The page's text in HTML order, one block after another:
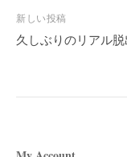
ビ
ゲ
新しい投稿
久しぶりのリアル